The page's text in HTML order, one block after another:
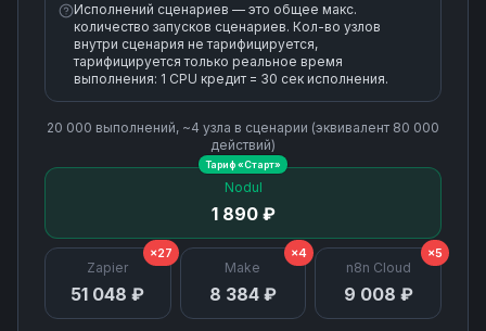
Исполнений сценариев — это общее макс.
количество запусков сценариев. Кол-во узлов
внутри сценария не тарифицируется,
тарифицируется только реальное время
выполнения: 1 CPU кредит = 30 сек исполнения.
20 000 выполнений, ~4 узла в сценарии (эквивалент 80 000
действий)
Nodul
1 890 ₽
Тариф «Старт»
Zapier
51 048 ₽
×27
Make
8 384 ₽
×4
n8n Cloud
9 008 ₽
×5